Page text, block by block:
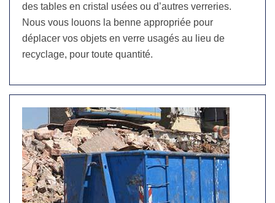
des tables en cristal usées ou d’autres verreries.
Nous vous louons la benne appropriée pour
déplacer vos objets en verre usagés au lieu de
recyclage, pour toute quantité.